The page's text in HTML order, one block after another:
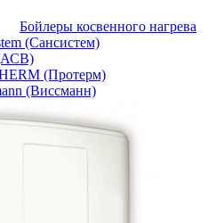
Бойлеры косвенного нагрева
(Сансистем)
(Протерм)
(Виссманн)